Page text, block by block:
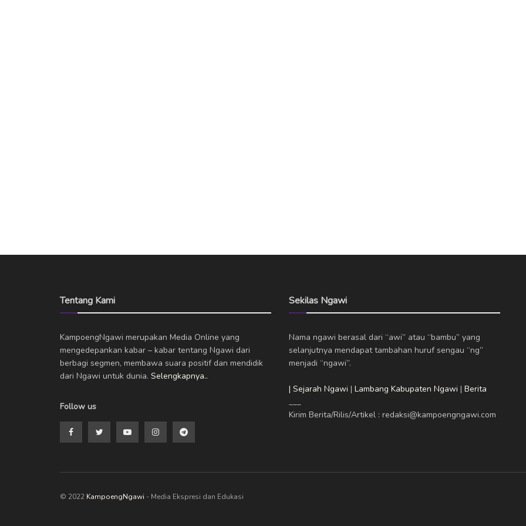
Tentang Kami
KampoengNgawi merupakan Media Online yang
mengedepankan kabar – kabar tentang Ngawi dari
berbagi segmen, membawa suara positif dan mendidik
dari Ngawi untuk dunia. Selengkapnya..
Follow us
Sekilas Ngawi
Nama ngawi berasal dari “awi” atau “bambu” yang
selanjutnya mendapat tambahan huruf sengau “ng”
menjadi “ngawi”.
| Sejarah Ngawi | Lambang Kabupaten Ngawi | Berita
Kirim Berita/Rilis/Artikel : redaksi@kampoengngawi.com
© 2022 KampoengNgawi - Media Ekspresi dan Edukasi